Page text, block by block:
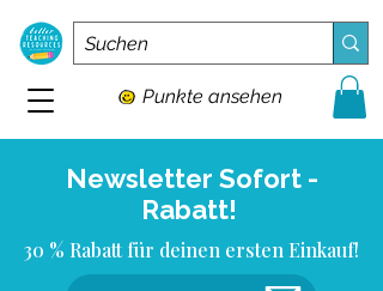
Punkte ansehen
Newsletter Sofort -
Rabatt!
30 % Rabatt für deinen ersten Einkauf!